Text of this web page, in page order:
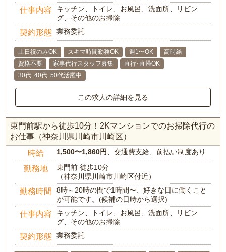
仕事内容
キッチン、トイレ、お風呂、洗面所、リビン
グ、その他のお掃除
契約形態 業務委託
土日祝のみOK スキマ時間勤務OK 週1〜OK
高時給
資格不要
家事代行スタッフ募集
直行･直帰OK
30代･40代･50代活躍中
この求人の詳細を見る
東門前駅から徒歩10分！2Kマンションでのお掃除代行の
お仕事（神奈川県川崎市川崎区）
時給 1,500〜1,860円、交通費支給、前払い制度あり
勤務地
東門前 徒歩10分
（神奈川県川崎市川崎区付近）
勤務時間
8時～20時の間で1時間〜、好きな日に働くこと
が可能です。(候補の日時から選択)
仕事内容
キッチン、トイレ、お風呂、洗面所、リビン
グ、その他のお掃除
契約形態 業務委託